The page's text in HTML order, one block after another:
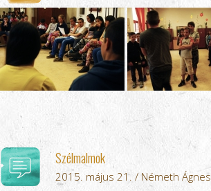
Szélmalmok
2015. május 21. / Németh Ágnes